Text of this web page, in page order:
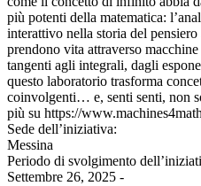
più potenti della matematica:
interattivo nella storia del
prendono vita attraverso
tangenti agli integrali, dagli
questo laboratorio trasforma
coinvolgenti… e, senti senti, non
più su https://
Sede dell’iniziativa:
Messina
Periodo di svolgimento
Settembre 26, 2025 -